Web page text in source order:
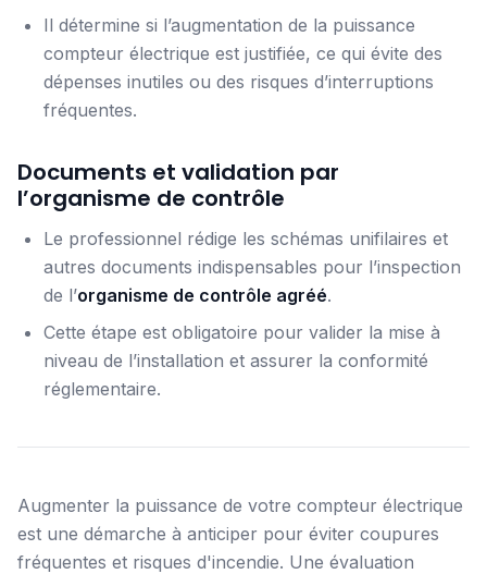
Il détermine si l’augmentation de la puissance
compteur électrique est justifiée, ce qui évite des
dépenses inutiles ou des risques d’interruptions
fréquentes.
Documents et validation par
l’organisme de contrôle
Le professionnel rédige les schémas unifilaires et
autres documents indispensables pour l’inspection
de l’organisme de contrôle agréé.
Cette étape est obligatoire pour valider la mise à
niveau de l’installation et assurer la conformité
réglementaire.
Augmenter la puissance de votre compteur électrique
est une démarche à anticiper pour éviter coupures
fréquentes et risques d'incendie. Une évaluation